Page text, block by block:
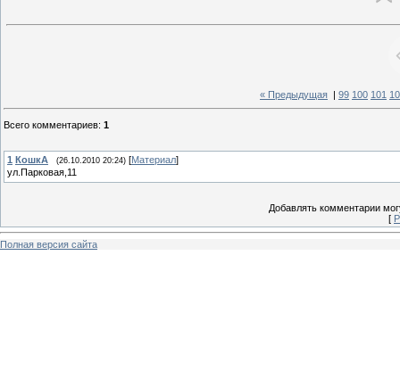
« Предыдущая 99 100 101
Всего комментариев: 1
1 КошкА (26.10.2010 20:24) [Материал]
ул.Парковая,11
Добавлять комментарии
[
Полная версия сайта